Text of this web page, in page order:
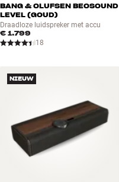
BANG & OLUFSEN BEOSOUND
LEVEL (GOUD)
Draadloze luidspreker met accu
€ 1.799
18
NIEUW